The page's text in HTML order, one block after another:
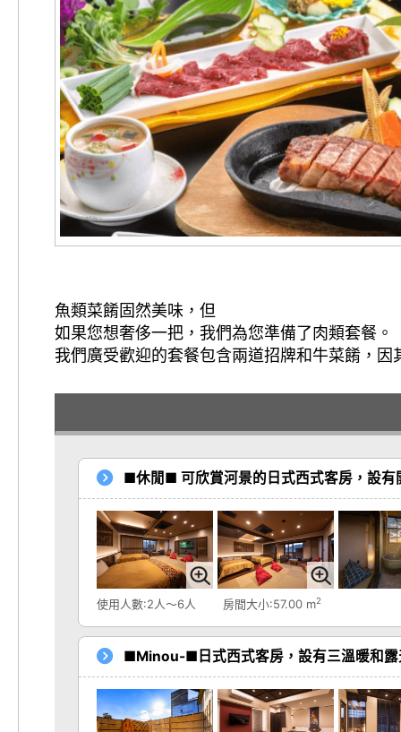
魚類菜餚固然美味，但
如果您想奢侈一把，我們為您準備了肉類套餐。
我們廣受歡迎的套餐包含兩道招牌和牛菜餚，
■休閒■ 可欣賞河景的日式西式客房，設有
使用人數:2人～6人 房間大小:57.00 m2
■Minou-■日式西式客房，設有三溫暖和露